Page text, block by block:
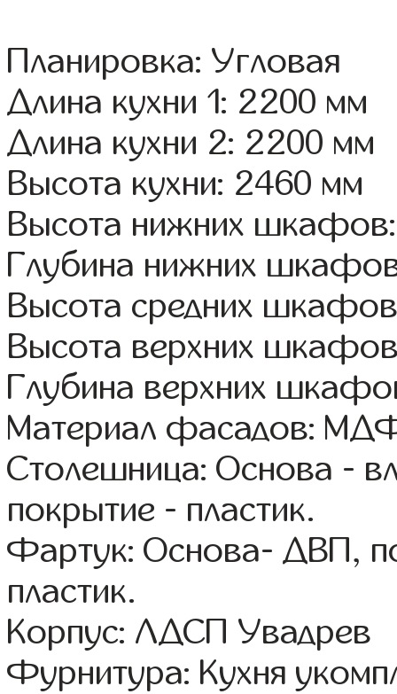
Планировка: Угловая
Длина кухни 1: 2200 мм
Длина кухни 2: 2200 мм
Высота кухни: 2460 мм
Высота нижних
Глубина нижних
Высота средних
Высота верхних
Глубина верхних
Материал фасадов:
Столешница: Основа -
покрытие - пластик.
Фартук: Основа- ДВП,
пластик.
Корпус: ЛДСП Увадрев
Фурнитура: Кухня